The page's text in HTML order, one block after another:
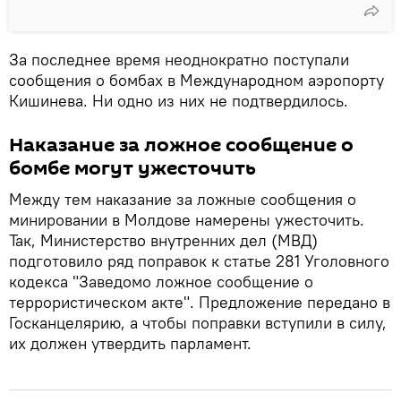
За последнее время неоднократно поступали
сообщения о бомбах в Международном аэропорту
Кишинева. Ни одно из них не подтвердилось.
Наказание за ложное сообщение о
бомбе могут ужесточить
Между тем наказание за ложные сообщения о
минировании в Молдове намерены ужесточить.
Так, Министерство внутренних дел (МВД)
подготовило ряд поправок к статье 281 Уголовного
кодекса "Заведомо ложное сообщение о
террористическом акте". Предложение передано в
Госканцелярию, а чтобы поправки вступили в силу,
их должен утвердить парламент.